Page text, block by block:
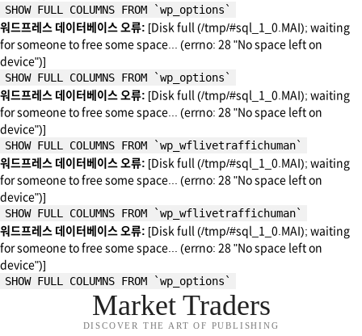
SHOW FULL COLUMNS FROM `wp_options`
워드프레스 데이터베이스 오류: [Disk full (/tmp/#sql_1_0.MAI); waiting
for someone to free some space... (errno: 28 "No space left on
device")]
SHOW FULL COLUMNS FROM `wp_options`
워드프레스 데이터베이스 오류: [Disk full (/tmp/#sql_1_0.MAI); waiting
for someone to free some space... (errno: 28 "No space left on
device")]
SHOW FULL COLUMNS FROM `wp_wflivetraffichuman`
워드프레스 데이터베이스 오류: [Disk full (/tmp/#sql_1_0.MAI); waiting
for someone to free some space... (errno: 28 "No space left on
device")]
SHOW FULL COLUMNS FROM `wp_wflivetraffichuman`
워드프레스 데이터베이스 오류: [Disk full (/tmp/#sql_1_0.MAI); waiting
for someone to free some space... (errno: 28 "No space left on
device")]
SHOW FULL COLUMNS FROM `wp_options`
Market Traders
DISCOVER THE ART OF PUBLISHING